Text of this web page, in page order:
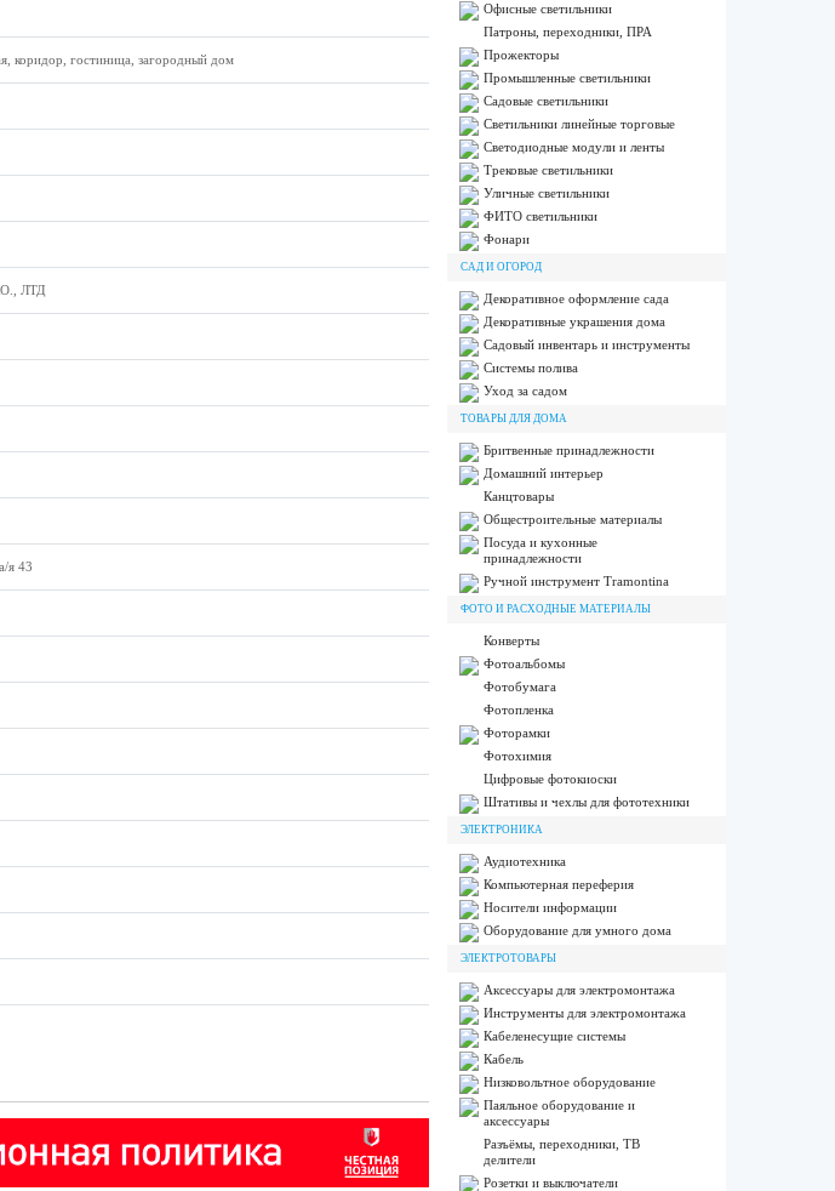
коридор, гостиница, загородный дом
ЛТД
я 43
Офисные светильники
Патроны, переходники, ПРА
Прожекторы
Промышленные светильники
Садовые светильники
Светильники линейные торговые
Светодиодные модули и ленты
Трековые светильники
Уличные светильники
ФИТО светильники
Фонари
САД И ОГОРОД
Декоративное оформление сада
Декоративные украшения дома
Садовый инвентарь и инструменты
Системы полива
Уход за садом
ТОВАРЫ ДЛЯ ДОМА
Бритвенные принадлежности
Домашний интерьер
Канцтовары
Общестроительные материалы
Посуда и кухонные
принадлежности
Ручной инструмент Tramontina
ФОТО И РАСХОДНЫЕ МАТЕРИАЛЫ
Конверты
Фотоальбомы
Фотобумага
Фотопленка
Фоторамки
Фотохимия
Цифровые фотокиоски
Штативы и чехлы для фототехники
ЭЛЕКТРОНИКА
Аудиотехника
Компьютерная переферия
Носители информации
Оборудование для умного дома
ЭЛЕКТРОТОВАРЫ
Аксессуары для электромонтажа
Инструменты для электромонтажа
Кабеленесущие системы
Кабель
Низковольтное оборудование
Паяльное оборудование и
аксессуары
Разъёмы, переходники, ТВ
делители
Розетки и выключатели